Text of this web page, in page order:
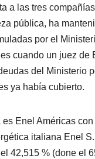
a las tres
pública, ha
por el
cuando un juez
del Ministerio
ya había cubierto.
Enel Américas
italiana Enel
42,515 % (done el